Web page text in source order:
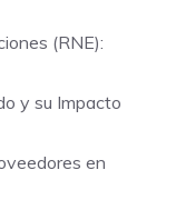
(RNE):
y su Impacto
en